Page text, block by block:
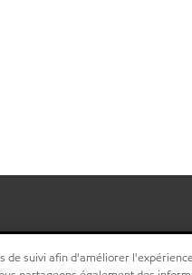
de suivi afin d'améliorer